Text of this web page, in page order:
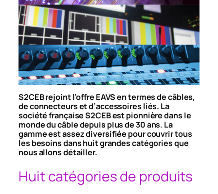
S2CEB rejoint l’offre EAVS en termes de câbles,
de connecteurs et d’accessoires liés. La
société française S2CEB est pionnière dans le
monde du câble depuis plus de 30 ans. La
gamme est assez diversifiée pour couvrir tous
les besoins dans huit grandes catégories que
nous allons détailler.
Huit catégories de produits